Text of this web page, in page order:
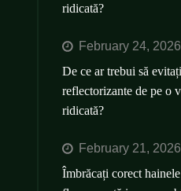
ridicată?
February 24, 2026
De ce ar trebui să
reflectorizante de pe o
ridicată?
February 21, 2026
Îmbrăcați corect